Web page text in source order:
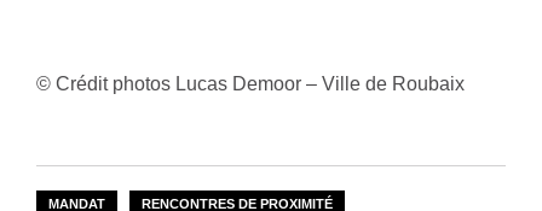
© Crédit photos Lucas Demoor – Ville de Roubaix
MANDAT RENCONTRES DE PROXIMITÉ